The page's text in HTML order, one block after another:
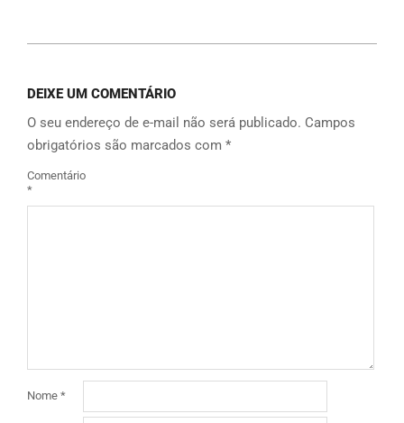
DEIXE UM COMENTÁRIO
O seu endereço de e-mail não será publicado. Campos
obrigatórios são marcados com *
Comentário
*
Nome *